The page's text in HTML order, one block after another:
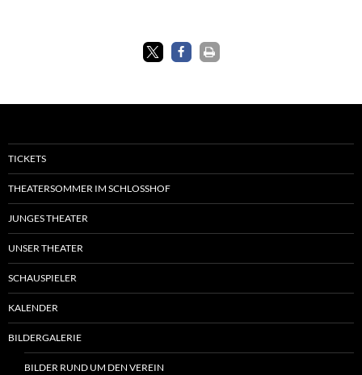
TICKETS
THEATERSOMMER IM SCHLOSSHOF
JUNGES THEATER
UNSER THEATER
SCHAUSPIELER
KALENDER
BILDERGALERIE
BILDER RUND UM DEN VEREIN